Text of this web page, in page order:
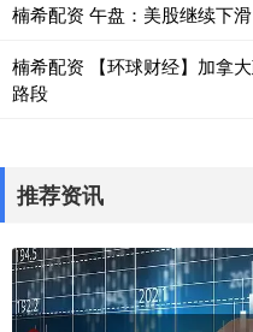
楠希配资 午盘：美股继续下
楠希配资 【环球财经】加拿
路段
推荐资讯